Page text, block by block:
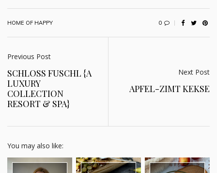
HOME OF HAPPY 0
Previous Post
SCHLOSS FUSCHL {A
LUXURY
COLLECTION
RESORT & SPA}
Next Post
APFEL-ZIMT KEKSE
You may also like: